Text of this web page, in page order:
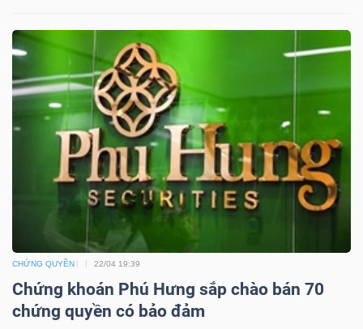
CHỨNG QUYỀN 22/04 19:39
Chứng khoán Phú Hưng sắp chào bán 70
chứng quyền có bảo đảm
VỤ
TRUYỀN
THÔNG